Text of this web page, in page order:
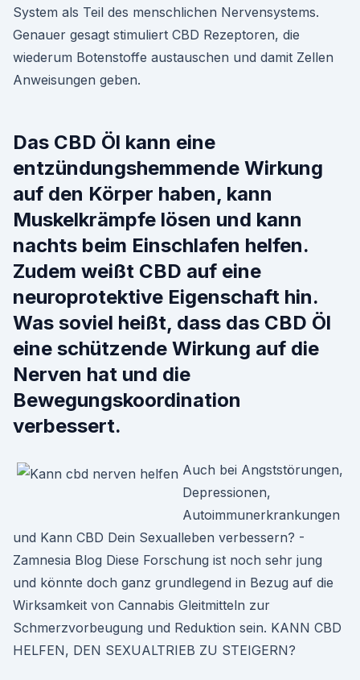
System als Teil des menschlichen Nervensystems.
Genauer gesagt stimuliert CBD Rezeptoren, die
wiederum Botenstoffe austauschen und damit Zellen
Anweisungen geben.
Das CBD Öl kann eine
entzündungshemmende Wirkung
auf den Körper haben, kann
Muskelkrämpfe lösen und kann
nachts beim Einschlafen helfen.
Zudem weißt CBD auf eine
neuroprotektive Eigenschaft hin.
Was soviel heißt, dass das CBD Öl
eine schützende Wirkung auf die
Nerven hat und die
Bewegungskoordination
verbessert.
Auch bei Angststörungen,
Depressionen,
Autoimmunerkrankungen
und Kann CBD Dein Sexualleben verbessern? -
Zamnesia Blog Diese Forschung ist noch sehr jung
und könnte doch ganz grundlegend in Bezug auf die
Wirksamkeit von Cannabis Gleitmitteln zur
Schmerzvorbeugung und Reduktion sein. KANN CBD
HELFEN, DEN SEXUALTRIEB ZU STEIGERN?